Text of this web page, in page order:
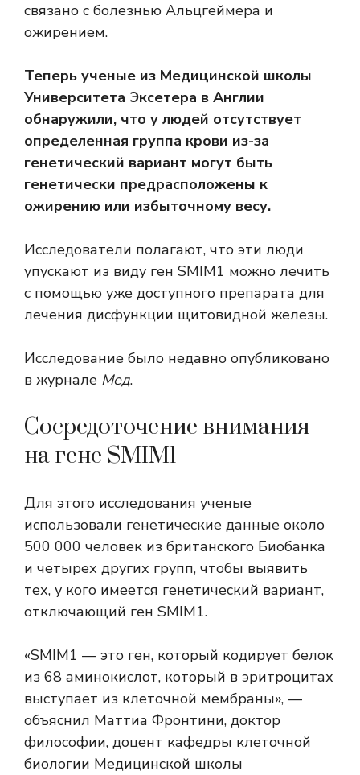
связано с болезнью Альцгеймера и
ожирением.
Теперь ученые из Медицинской школы
Университета Эксетера в Англии
обнаружили, что у людей отсутствует
определенная группа крови из-за
генетический вариант могут быть
генетически предрасположены к
ожирению или избыточному весу.
Исследователи полагают, что эти люди
упускают из виду ген SMIM1 можно лечить
с помощью уже доступного препарата для
лечения дисфункции щитовидной железы.
Исследование было недавно опубликовано
в журнале Мед.
Сосредоточение внимания
на гене SMIM1
Для этого исследования ученые
использовали генетические данные около
500 000 человек из британского Биобанка
и четырех других групп, чтобы выявить
тех, у кого имеется генетический вариант,
отключающий ген SMIM1.
«SMIM1 — это ген, который кодирует белок
из 68 аминокислот, который в эритроцитах
выступает из клеточной мембраны», —
объяснил Маттиа Фронтини, доктор
философии, доцент кафедры клеточной
биологии Медицинской школы